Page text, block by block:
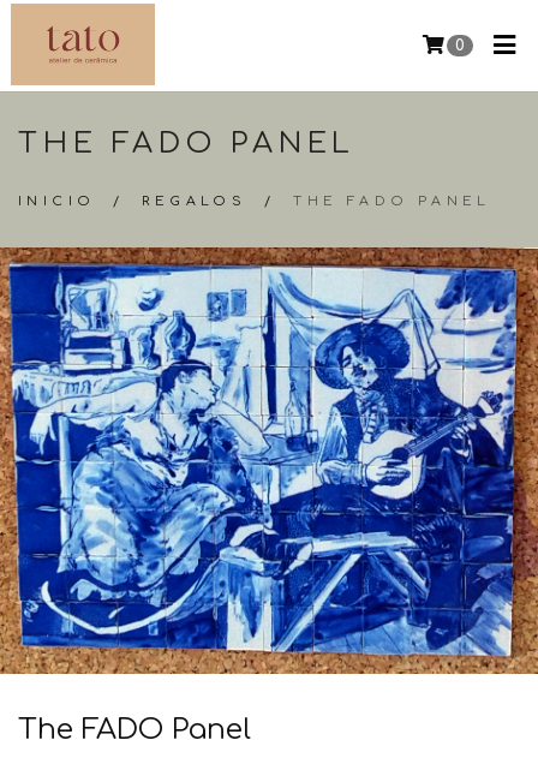
0
THE FADO PANEL
INICIO / REGALOS /THE FADO PANEL
The FADO Panel